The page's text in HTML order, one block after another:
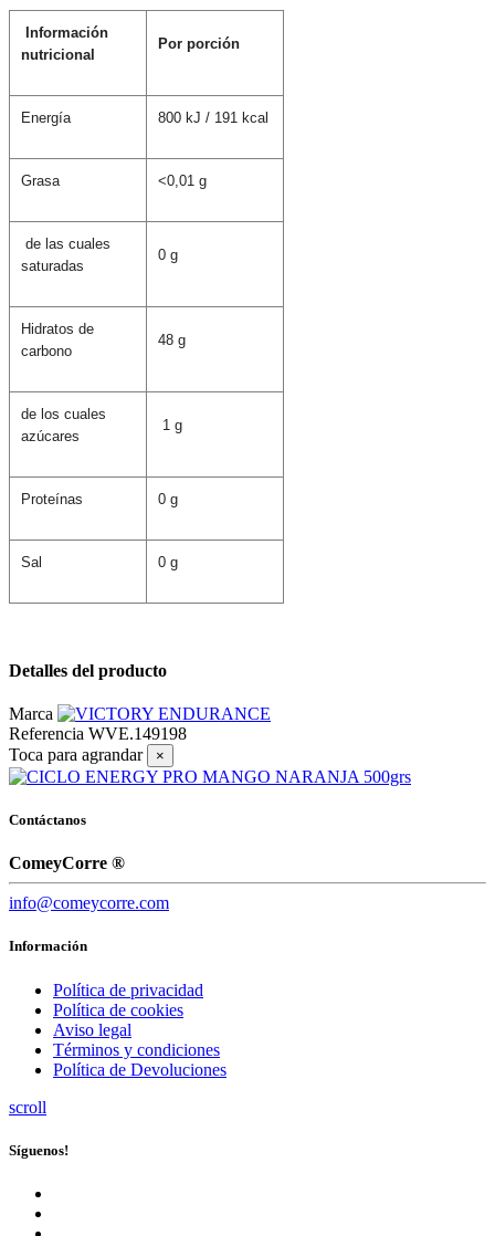
Información
nutricional
Por porción
Energía 800 kJ / 191 kcal
Grasa <0,01 g
de las cuales
saturadas
0 g
Hidratos de
carbono
48 g
de los cuales
azúcares
1 g
Proteínas 0 g
Sal 0 g
Detalles del producto
Marca
Referencia WVE.149198
Toca para agrandar
×
Contáctanos
ComeyCorre ®
info@comeycorre.com
Información
Política de privacidad
Política de cookies
Aviso legal
Términos y condiciones
Política de Devoluciones
scroll
Síguenos!